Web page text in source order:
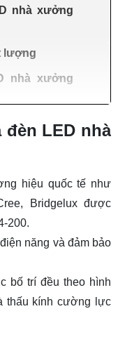
nhà xưởng
lượng
nhà xưởng
LED nhà
hiệu quốc tế như
Bridgelux được
200.
năng và đảm bảo
bố trí đều theo hình
thấu kính cường lực